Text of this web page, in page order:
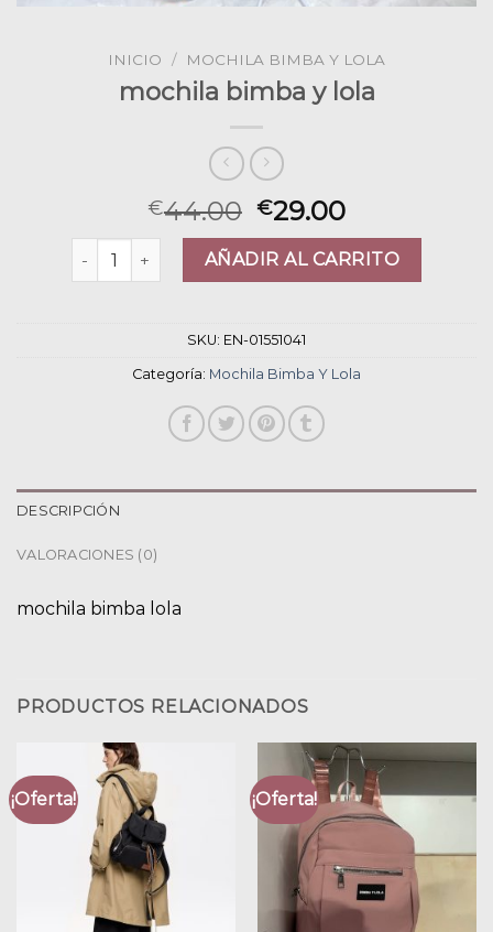
INICIO / MOCHILA BIMBA Y LOLA
mochila bimba y lola
€44.00 €29.00
mochila bimba y lola cantidadAÑADIR AL CARRITO
SKU: EN-01551041
Categoría: Mochila Bimba Y Lola
DESCRIPCIÓN
VALORACIONES (0)
mochila bimba lola
PRODUCTOS RELACIONADOS
¡Oferta! ¡Oferta!